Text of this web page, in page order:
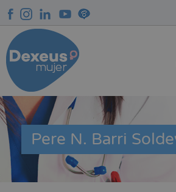
contenido
principal
Pere N. Barri